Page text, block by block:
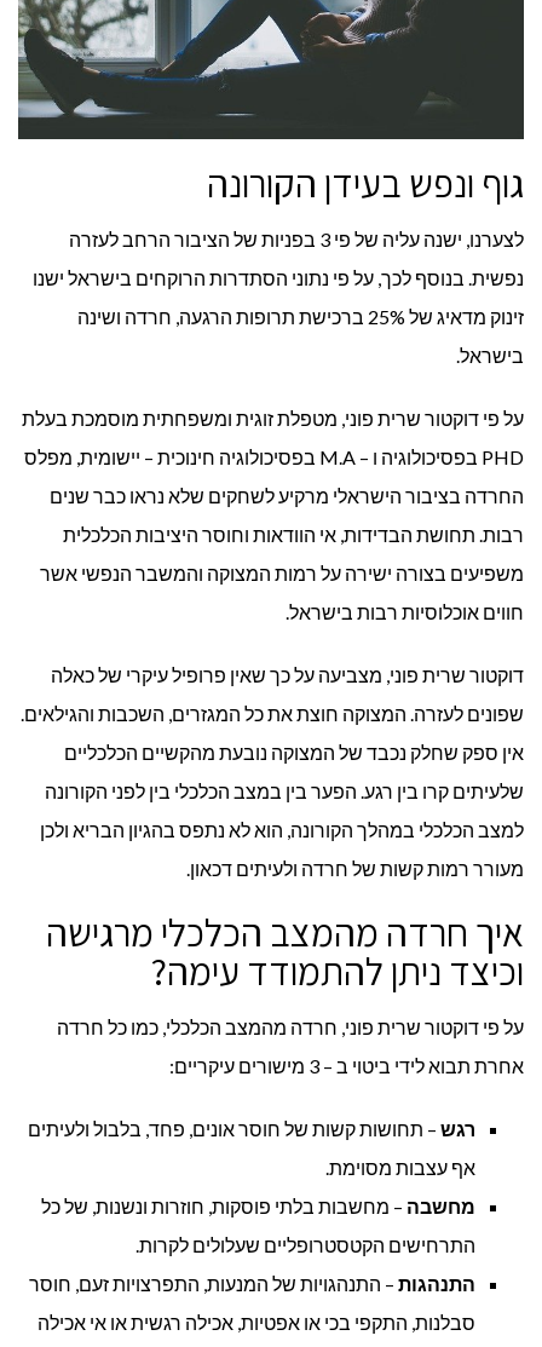
גוף ונפש בעידן הקורונה
לצערנו, ישנה עליה של פי 3 בפניות של הציבור הרחב לעזרה
נפשית. בנוסף לכך, על פי נתוני הסתדרות הרוקחים בישראל ישנו
זינוק מדאיג של 25% ברכישת תרופות הרגעה, חרדה ושינה
בישראל.
על פי דוקטור שרית פוני, מטפלת זוגית ומשפחתית מוסמכת בעלת
PHD בפסיכולוגיה ו – M.A בפסיכולוגיה חינוכית – יישומית, מפלס
החרדה בציבור הישראלי מרקיע לשחקים שלא נראו כבר שנים
רבות. תחושת הבדידות, אי הוודאות וחוסר היציבות הכלכלית
משפיעים בצורה ישירה על רמות המצוקה והמשבר הנפשי אשר
חווים אוכלוסיות רבות בישראל.
דוקטור שרית פוני, מצביעה על כך שאין פרופיל עיקרי של כאלה
שפונים לעזרה. המצוקה חוצת את כל המגזרים, השכבות והגילאים.
אין ספק שחלק נכבד של המצוקה נובעת מהקשיים הכלכליים
שלעיתים קרו בין רגע. הפער בין במצב הכלכלי בין לפני הקורונה
למצב הכלכלי במהלך הקורונה, הוא לא נתפס בהגיון הבריא ולכן
מעורר רמות קשות של חרדה ולעיתים דכאון.
איך חרדה מהמצב הכלכלי מרגישה
וכיצד ניתן להתמודד עימה?
על פי דוקטור שרית פוני, חרדה מהמצב הכלכלי, כמו כל חרדה
אחרת תבוא לידי ביטוי ב – 3 מישורים עיקריים:
רגש – תחושות קשות של חוסר אונים, פחד, בלבול ולעיתים
אף עצבות מסוימת.
מחשבה – מחשבות בלתי פוסקות, חוזרות ונשנות, של כל
התרחישים הקטסטרופליים שעלולים לקרות.
התנהגות – התנהגויות של המנעות, התפרצויות זעם, חוסר
סבלנות, התקפי בכי או אפטיות, אכילה רגשית או אי אכילה